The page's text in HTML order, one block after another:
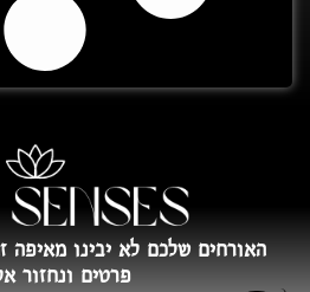
האורחים שלכם לא יבינו מאיפה
פרטים ונחזור